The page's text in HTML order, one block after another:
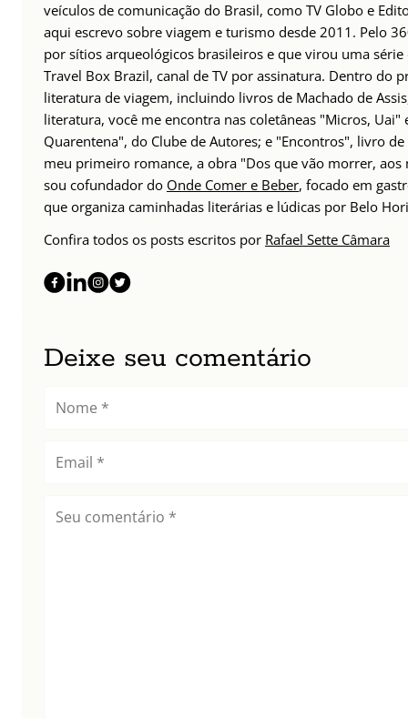
veículos de comunicação do Brasil, como TV Globo e
aqui escrevo sobre viagem e turismo desde 2011. Pelo
por sítios arqueológicos brasileiros e que virou uma
Travel Box Brazil, canal de TV por assinatura. Dentro do
literatura de viagem, incluindo livros de Machado de
literatura, você me encontra nas coletâneas "Micros, Uai"
Quarentena", do Clube de Autores; e "Encontros", livro
meu primeiro romance, a obra "Dos que vão morrer,
sou cofundador do Onde Comer e Beber, focado em
que organiza caminhadas literárias e lúdicas por Belo
Confira todos os posts escritos por Rafael Sette Câmara
Deixe seu comentário